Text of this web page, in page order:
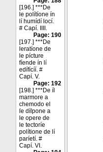
[196.] ***De
le polítíone ín
lí humídí locí.
# Capí. IIII.
Page: 190
[197.] ***De
leratíone de
le pícture
fíende ín lí
edífícíí. #
Capí. V.
Page: 192
[198.] ***De íl
marmore a
chemodo el
ſe díſpone a
le opere de
le tectoríe
polítione de lí
paríetí. #
Capí. VI.